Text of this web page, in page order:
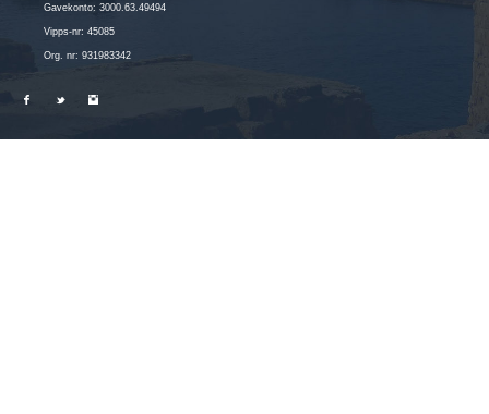
Gavekonto: 3000.63.49494
Vipps-nr: 45085
Org. nr: 931983342